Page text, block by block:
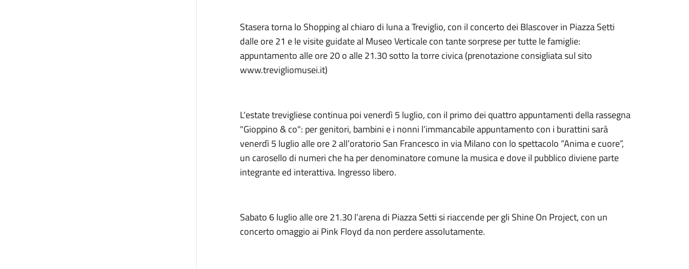
Stasera torna lo Shopping al chiaro di luna a Treviglio, con il concerto dei Blascover in Piazza Setti
dalle ore 21 e le visite guidate al Museo Verticale con tante sorprese per tutte le famiglie:
appuntamento alle ore 20 o alle 21.30 sotto la torre civica (prenotazione consigliata sul sito
www.trevigliomusei.it)
L'estate trevigliese continua poi venerdì 5 luglio, con il primo dei quattro appuntamenti della rassegna
"Gioppino & co": per genitori, bambini e i nonni l’immancabile appuntamento con i burattini sarà
venerdì 5 luglio alle ore 2 all’oratorio San Francesco in via Milano con lo spettacolo “Anima e cuore”,
un carosello di numeri che ha per denominatore comune la musica e dove il pubblico diviene parte
integrante ed interattiva. Ingresso libero.
Sabato 6 luglio alle ore 21.30 l’arena di Piazza Setti si riaccende per gli Shine On Project, con un
concerto omaggio ai Pink Floyd da non perdere assolutamente.